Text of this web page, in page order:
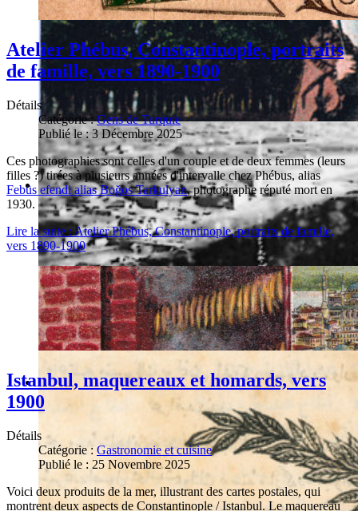
Atelier Phébus, Constantinople, portraits
de famille, vers 1890-1900
Détails
Catégorie :Gens de Turquie
Publié le : 3 Décembre 2025
Ces photographies sont celles d'un couple et de deux femmes (leurs
filles ?) tirées à plusieurs années d'intervalle chez Phébus, alias
Febüs efendi alias Boğos Tarkulyan, photographe réputé mort en
1930.
Lire la suite : Atelier Phébus, Constantinople, portraits de famille,
vers 1890-1900
Istanbul, maquereaux et homards, vers
1900
Détails
Catégorie : Gastronomie et cuisine
Publié le : 25 Novembre 2025
Voici deux produits de la mer, illustrant des cartes postales, qui
montrent deux aspects de Constantinople / Istanbul. Le maquereau